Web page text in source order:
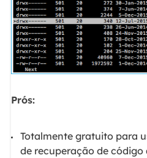
Prós:
Totalmente gratuito para
de recuperação de código